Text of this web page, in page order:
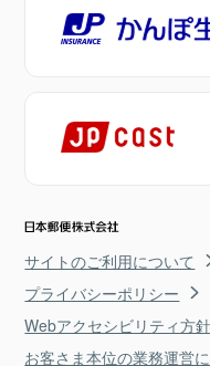
サイトのご利用について
プライバシーポリシー
Webアクセシビリティ方針
お客さま本位の業務運営